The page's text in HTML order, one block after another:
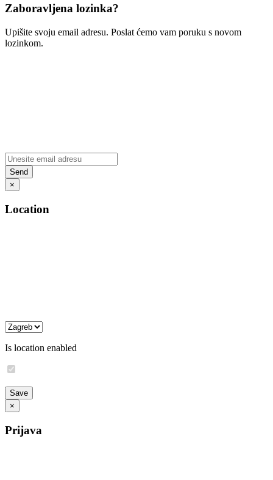
Zaboravljena lozinka?
Upišite svoju email adresu. Poslat ćemo vam poruku s novom
lozinkom.
×
Location
Is location enabled
×
Prijava